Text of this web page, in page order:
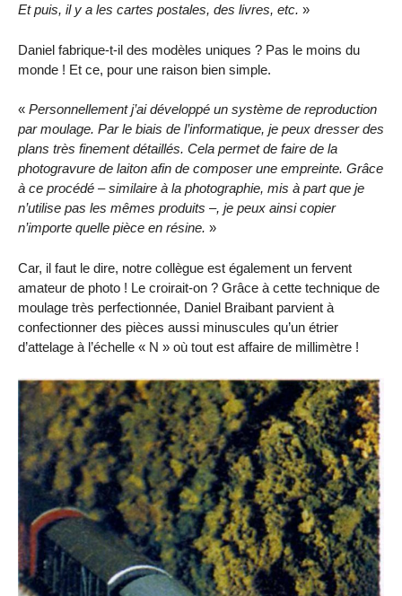
Et puis, il y a les cartes postales, des livres, etc. »
Daniel fabrique-t-il des modèles uniques ? Pas le moins du
monde ! Et ce, pour une raison bien simple.
« Personnellement j’ai développé un système de reproduction
par moulage. Par le biais de l’informatique, je peux dresser des
plans très finement détaillés. Cela permet de faire de la
photogravure de laiton afin de composer une empreinte. Grâce
à ce procédé – similaire à la photographie, mis à part que je
n’utilise pas les mêmes produits –, je peux ainsi copier
n’importe quelle pièce en résine. »
Car, il faut le dire, notre collègue est également un fervent
amateur de photo ! Le croirait-on ? Grâce à cette technique de
moulage très perfectionnée, Daniel Braibant parvient à
confectionner des pièces aussi minuscules qu’un étrier
d’attelage à l’échelle « N » où tout est affaire de millimètre !